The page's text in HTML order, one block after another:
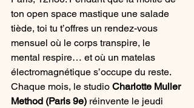
ton open space mastique une salade
tiède, toi tu t’offres un rendez-vous
mensuel où le corps transpire, le
mental respire… et où un matelas
électromagnétique s’occupe du reste.
Chaque mois, le studio Charlotte Muller
Method (Paris 9e) réinvente le jeudi